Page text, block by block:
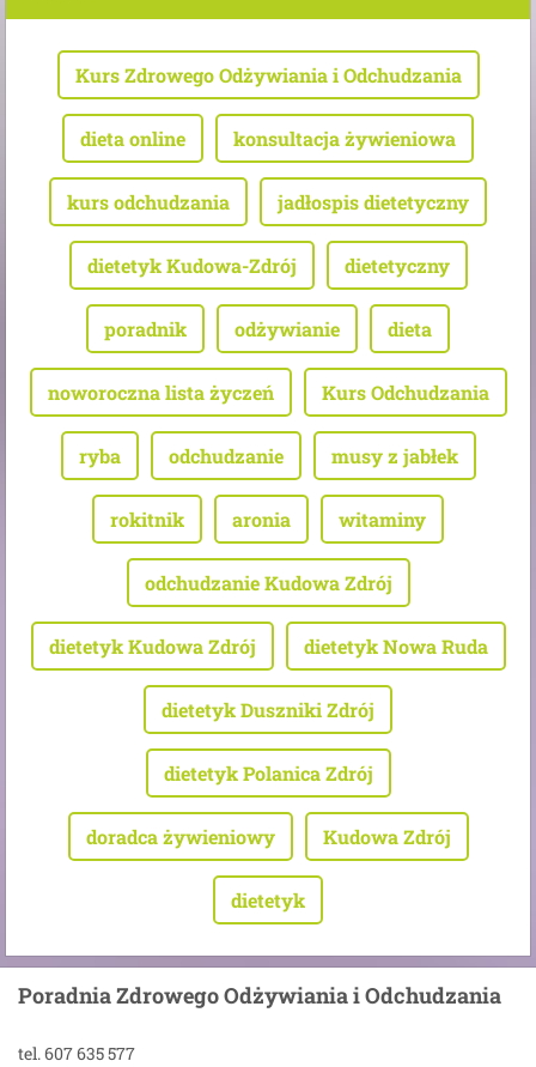
Kurs Zdrowego Odżywiania i Odchudzania
dieta online konsultacja żywieniowa
kurs odchudzania jadłospis dietetyczny
dietetyk Kudowa-Zdrój dietetyczny
poradnik odżywianie dieta
noworoczna lista życzeń Kurs Odchudzania
ryba odchudzanie musy z jabłek
rokitnik aronia witaminy
odchudzanie Kudowa Zdrój
dietetyk Kudowa Zdrój dietetyk Nowa Ruda
dietetyk Duszniki Zdrój
dietetyk Polanica Zdrój
doradca żywieniowy Kudowa Zdrój
dietetyk
Poradnia Zdrowego Odżywiania i Odchudzania
tel. 607 635 577